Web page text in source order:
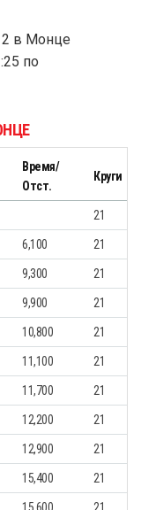
2 в Монце
по
Время/
Отст.
Круги
21
6,100 21
9,300 21
9,900 21
10,800 21
11,100 21
11,700 21
12,200 21
12,900 21
15,400 21
15,600 21